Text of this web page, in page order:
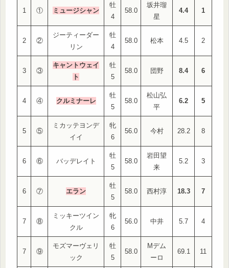
1 ① ミュージシャン
牡
4
58.0
坂井瑠
星
4.4 1
2 ②
ジーティーダー
リン
牡
4
58.0 松本 4.5 2
3 ③
キャントウェイ
ト
牡
5
58.0 団野 8.4 6
4 ④ クルミナーレ
牡
5
58.0
松山弘
平
6.2 5
5 ⑤
ミカッテヨンデ
イイ
牝
6
56.0 今村 28.2 8
6 ⑥ バッデレイト
牡
5
58.0
岩田望
来
5.2 3
6 ⑦ エラン
牡
5
58.0 西村淳 18.3 7
7 ⑧
ミッキーツイン
クル
牝
6
56.0 中井 5.7 4
7 ⑨
モズマーヴェリ
ック
牡
5
58.0
Mデム
ーロ
69.1 11